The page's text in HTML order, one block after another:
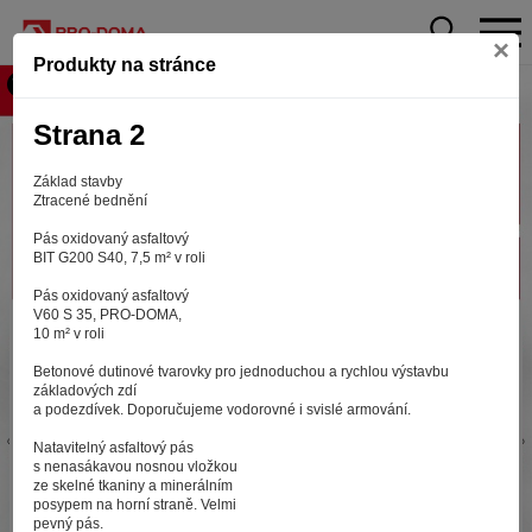
Produkty na stránce ×
Strana 2
Základ stavby
Ztracené bednění
Pás oxidovaný asfaltový
BIT G200 S40, 7,5 m² v roli
Pás oxidovaný asfaltový
V60 S 35, PRO-DOMA,
10 m² v roli
Betonové dutinové tvarovky pro jednoduchou a rychlou výstavbu
základových zdí
a podezdívek. Doporučujeme vodorovné i svislé armování.
Natavitelný asfaltový pás
s nenasákavou nosnou vložkou
ze skelné tkaniny a minerálním
posypem na horní straně. Velmi
pevný pás.
Aby web fungoval tak, jak ho znáte (souhlas
Záleží nám na tom, aby pro vás nakupování bylo co nejlepší
zážitkem. Abyste na našich stránkách rychle našli to, co
hledáte, ušetřili spoustu klikání a nezobrazovaly se vám
reklamy na věci, které vás nezajímají. Abyste web viděli
v zobrazení na které jste zvyklí a nemuseli se pokaždé
přihlašovat. Proto od vás potřebujeme souhlas se